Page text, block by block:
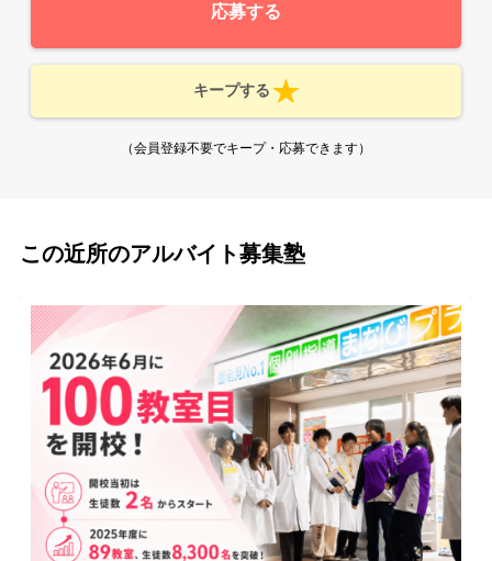
応募する
キープする
（会員登録不要でキープ・応募できます）
この近所のアルバイト募集塾